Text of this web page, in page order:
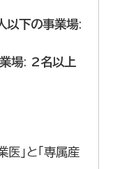
下の事業場:
場: 2名以上
」と「専属産